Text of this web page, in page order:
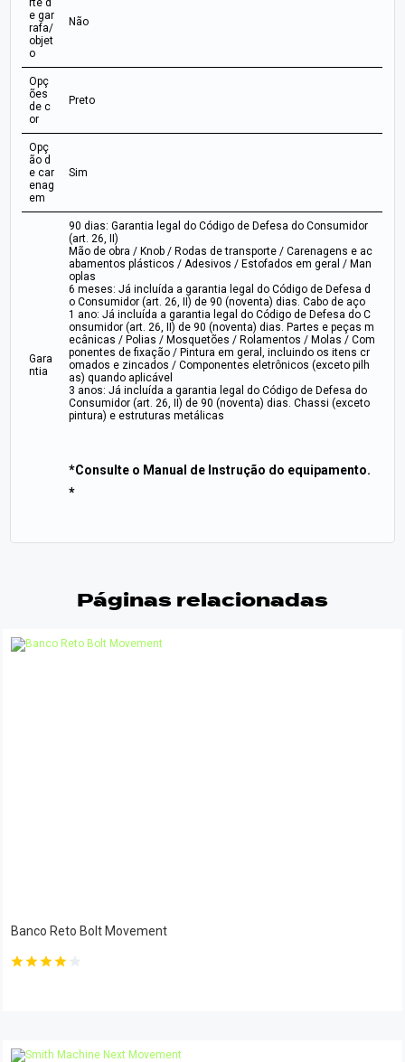
rte d
e gar
rafa/
objet
o
Não
Opç
ões
de c
or
Preto
Opç
ão d
e car
enag
em
Sim
Gara
ntia
90 dias: Garantia legal do Código de Defesa do Consumidor
(art. 26, II)
Mão de obra / Knob / Rodas de transporte / Carenagens e ac
abamentos plásticos / Adesivos / Estofados em geral / Man
oplas
6 meses: Já incluída a garantia legal do Código de Defesa d
o Consumidor (art. 26, II) de 90 (noventa) dias. Cabo de aço
1 ano: Já incluída a garantia legal do Código de Defesa do C
onsumidor (art. 26, II) de 90 (noventa) dias. Partes e peças m
ecânicas / Polias / Mosquetões / Rolamentos / Molas / Com
ponentes de fixação / Pintura em geral, incluindo os itens cr
omados e zincados / Componentes eletrônicos (exceto pilh
as) quando aplicável
3 anos: Já incluída a garantia legal do Código de Defesa do
Consumidor (art. 26, II) de 90 (noventa) dias. Chassi (exceto
pintura) e estruturas metálicas
*Consulte o Manual de Instrução do equipamento.
*
Páginas relacionadas
Banco Reto Bolt Movement